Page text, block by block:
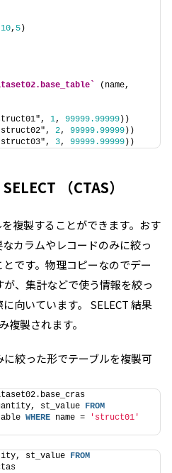
10, 5 )
(name,
1, 99999.99999 ))
2, 99999.99999 ))
3, 99999.99999 ))
（CTAS）
複製することができます。おす
カラムやレコードのみに絞っ
です。物理コピーなのでデー
、集計などで使う情報を絞っ
向いています。 SELECT 結果
複製されます。
絞った形でテーブルを複製可
st_value FROM
WHERE name =
'struct01'
st_value FROM